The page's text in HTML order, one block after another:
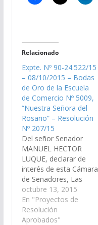
Relacionado
Expte. Nº 90-24.522/15
– 08/10/2015 – Bodas
de Oro de la Escuela
de Comercio Nº 5009,
“Nuestra Señora del
Rosario” – Resolución
Nº 207/15
Del señor Senador
MANUEL HECTOR
LUQUE, declarar de
interés de esta Cámara
de Senadores, Las
Bodas de Oro de la
Escuela de Comercio
Nº 5009, "Nuestra
Señora del Rosario" de
octubre 13, 2015
En "Proyectos de
Resolución
Aprobados"